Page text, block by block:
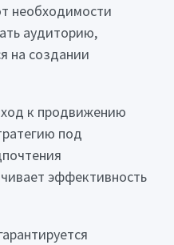
необходимости
аудиторию,
на создании
к продвижению
под
эффективность